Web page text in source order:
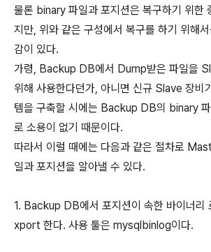
물론 binary 파일과 포지션은 복구하기 위한
지만, 위와 같은 구성에서 복구를 하기 위해
감이 있다.
가령, Backup DB에서 Dump받은 파일을
위해 사용한다던가, 아니면 신규 Slave 장비
템을 구축할 시에는 Backup DB의 binary
로 소용이 없기 때문이다.
따라서 이럴 때에는 다음과 같은 절차로
일과 포지션을 알아낼 수 있다.
1. Backup DB에서 포지션이 속한 바이너리
xport 한다. 사용 툴은 mysqlbinlog이다.